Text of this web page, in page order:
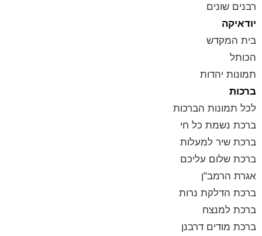
רבנים שונים
יודאיקה
בית המקדש
הכותל
תמונות יהדות
ברכות
לכל תמונות הברכות
ברכת נשמת כל חי
ברכת שיר למעלות
ברכת שלום עליכם
אגרת הרמב"ן
ברכת הדלקת נרות
ברכת למנצח
ברכת מודים דרבנן